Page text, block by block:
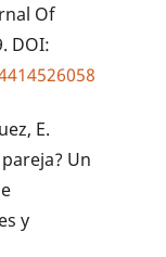
Of
DOI:
E.
Un
y